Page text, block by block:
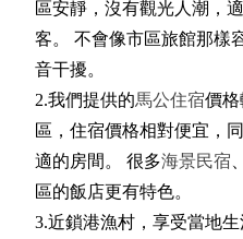
區安靜，沒有觀光人潮，
客。 不會像市區旅館那樣
音干擾。
2.我們提供的馬公住宿價格
區，住宿價格相對便宜，
適的房間。 很多海景民宿
區的飯店更有特色。
3.近鎖港漁村，享受當地